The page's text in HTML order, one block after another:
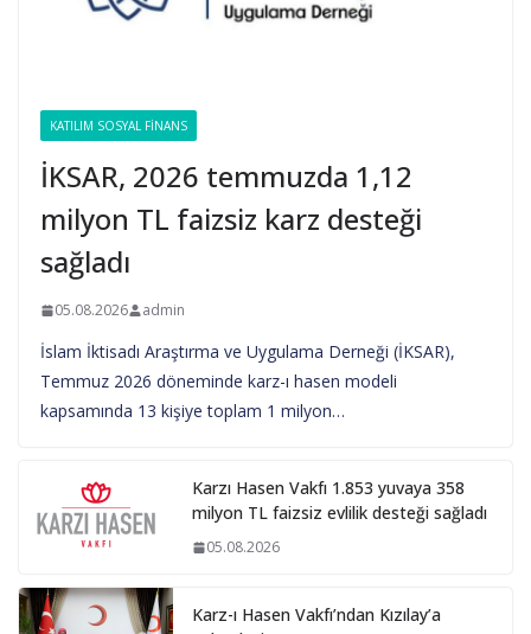
KATILIM SOSYAL FINANS
İKSAR, 2026 temmuzda 1,12
milyon TL faizsiz karz desteği
sağladı
05.08.2026 admin
İslam İktisadı Araştırma ve Uygulama Derneği (İKSAR),
Temmuz 2026 döneminde karz-ı hasen modeli
kapsamında 13 kişiye toplam 1 milyon…
Karzı Hasen Vakfı 1.853 yuvaya 358
milyon TL faizsiz evlilik desteği sağladı
05.08.2026
Karz-ı Hasen Vakfı’ndan Kızılay’a